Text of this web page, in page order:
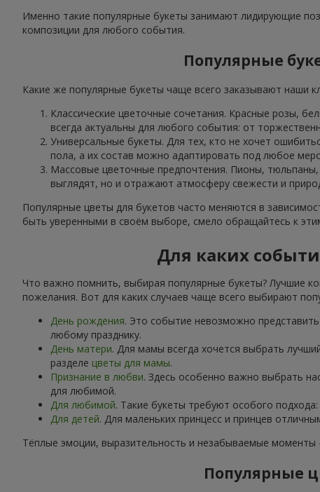
Именно такие популярные букеты занимают лидирующие
композиции для любого события.
Популярные
Какие же популярные букеты чаще всего заказывают наши
Классические цветочные сочетания. Красные розы,
всегда актуальны для любого события: от
Универсальные букеты. Для тех, кто не хочет
пола, а их состав можно адаптировать под любое
Массовые цветочные предпочтения. Пионы,
выглядят, но и отражают атмосферу свежести и
Популярные цветы для букетов часто меняются в
быть уверенными в своём выборе, смело обращайтесь к
Для каких
Что важно помнить, выбирая популярные букеты? Лучшие
пожелания. Вот для каких случаев чаще всего выбирают
День рождения. Это событие невозможно
любому празднику.
День матери. Для мамы всегда хочется выбрать
разделе цветы для мамы.
Признание в любви. Здесь особенно важно выбрать
для любимой.
Для любимой. Такие букеты требуют особого
Для детей. Для маленьких принцесс и принцев
Тёплые эмоции, выразительность и незабываемые
Популярные